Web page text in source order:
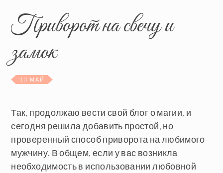
Приворот на свечу и
замок
13 МАЙ
Так, продолжаю вести свой блог о магии, и
сегодня решила добавить простой, но
проверенный способ приворота на любимого
мужчину. В общем, если у вас возникла
необходимость в использовании любовной